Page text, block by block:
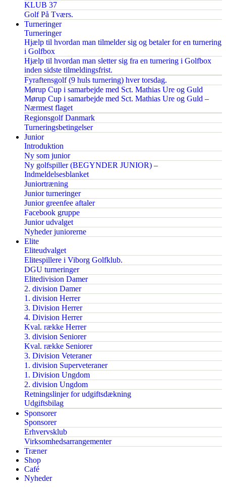
KLUB 37
Golf På Tværs.
Turneringer
Turneringer
Hjælp til hvordan man tilmelder sig og betaler for en turnering
i Golfbox
Hjælp til hvordan man sletter sig fra en turnering i Golfbox
inden sidste tilmeldingsfrist.
Fyraftensgolf (9 huls turnering) hver torsdag.
Mørup Cup i samarbejde med Sct. Mathias Ure og Guld
Mørup Cup i samarbejde med Sct. Mathias Ure og Guld –
Nærmest flaget
Regionsgolf Danmark
Turneringsbetingelser
Junior
Introduktion
Ny som junior
Ny golfspiller (BEGYNDER JUNIOR) –
Indmeldelsesblanket
Juniortræning
Junior turneringer
Junior greenfee aftaler
Facebook gruppe
Junior udvalget
Nyheder juniorerne
Elite
Eliteudvalget
Elitespillere i Viborg Golfklub.
DGU turneringer
Elitedivision Damer
2. division Damer
1. division Herrer
3. Division Herrer
4. Division Herrer
Kval. række Herrer
3. division Seniorer
Kval. række Seniorer
3. Division Veteraner
1. division Superveteraner
1. Division Ungdom
2. division Ungdom
Retningslinjer for udgiftsdækning
Udgiftsbilag
Sponsorer
Sponsorer
Erhvervsklub
Virksomhedsarrangementer
Træner
Shop
Café
Nyheder